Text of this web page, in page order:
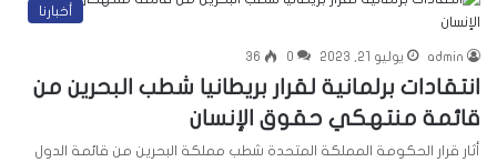
أخبارنا
admin يوليو 21, 2023 0
36
انتقادات برلمانية لقرار بريطانيا شطب البحرين من
قائمة منتهكي حقوق الإنسان
أثار قرار الحكومة المملكة المتحدة شطب مملكة البحرين من قائمة الدول